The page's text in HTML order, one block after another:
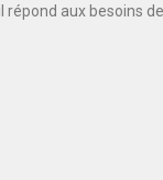
répond aux besoins